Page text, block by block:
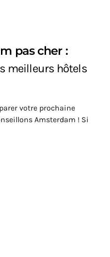
pas cher :
meilleurs hôtels
votre prochaine
Amsterdam ! Si